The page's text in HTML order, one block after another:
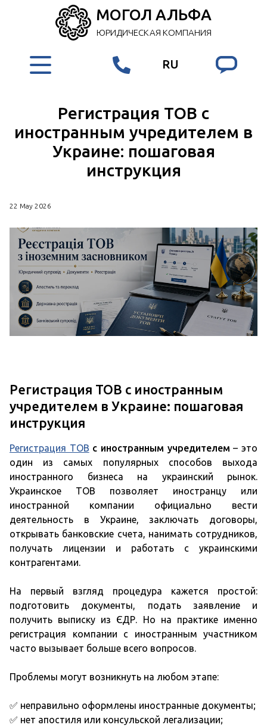
МОГОЛ АЛЬФА
ЮРИДИЧЕСКАЯ КОМПАНИЯ
RU
Регистрация ТОВ с
иностранным учредителем в
Украине: пошаговая
инструкция
22 May 2026
Регистрация ТОВ с иностранным
учредителем в Украине: пошаговая
инструкция
Регистрация ТОВ с иностранным учредителем – это
один из самых популярных способов выхода
иностранного бизнеса на украинский рынок.
Украинское ТОВ позволяет иностранцу или
иностранной компании официально вести
деятельность в Украине, заключать договоры,
открывать банковские счета, нанимать сотрудников,
получать лицензии и работать с украинскими
контрагентами.
На первый взгляд процедура кажется простой:
подготовить документы, подать заявление и
получить выписку из ЄДР. Но на практике именно
регистрация компании с иностранным участником
часто вызывает больше всего вопросов.
Проблемы могут возникнуть на любом этапе:
✅ неправильно оформлены иностранные документы;
✅ нет апостиля или консульской легализации;